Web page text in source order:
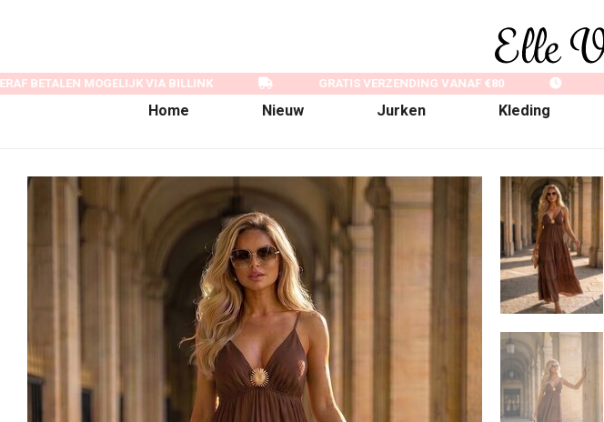
Home Nieuw Jurken Kleding
BETALEN MOGELIJK VIA BILLINK GRATIS VERZENDING VANAF €80